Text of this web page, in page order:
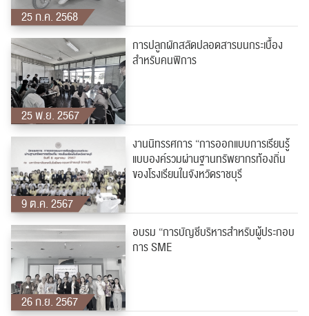
25 ก.ค. 2568
25 พ.ย. 2567
การปลูกผักสลัดปลอดสารบนกระเบื้อง
สำหรับคนพิการ
9 ต.ค. 2567
งานนิทรรศการ “การออกแบบการเรียนรู้
แบบองค์รวมผ่านฐานทรัพยากรท้องถิ่น
ของโรงเรียนในจังหวัดราชบุรี
26 ก.ย. 2567
อบรม “การบัญชีบริหารสำหรับผู้ประกอบ
การ SME